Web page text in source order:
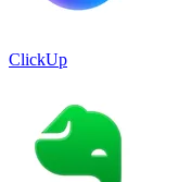
ClickUp